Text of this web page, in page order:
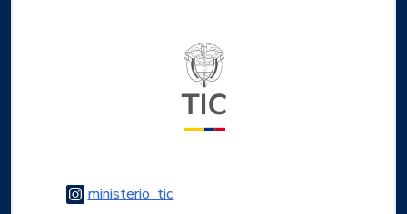
ministerio_ticLogo Instagram